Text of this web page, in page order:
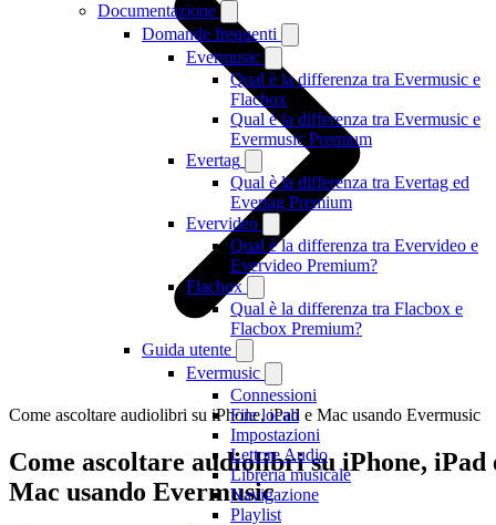
Documentazione
Domande frequenti
Evermusic
Qual è la differenza tra Evermusic e
Flacbox
Qual è la differenza tra Evermusic e
Evermusic Premium
Evertag
Qual è la differenza tra Evertag ed
Evertag Premium
Evervideo
Qual è la differenza tra Evervideo e
Evervideo Premium?
Flacbox
Qual è la differenza tra Flacbox e
Flacbox Premium?
Guida utente
Evermusic
Connessioni
File locali
Impostazioni
Lettore Audio
Libreria musicale
Navigazione
Playlist
Come ascoltare audiolibri su iPhone, iPad e Mac usando Evermusic
Come ascoltare audiolibri su iPhone, iPad
Mac usando Evermusic